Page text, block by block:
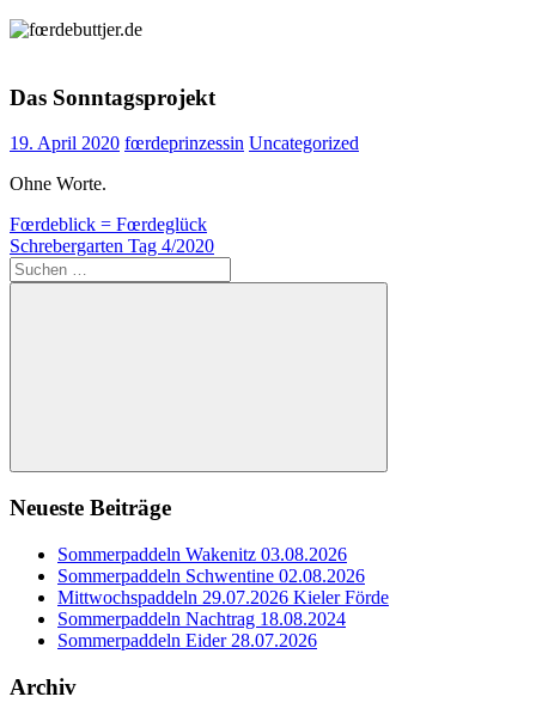
Das Sonntagsprojekt
19. April 2020 fœrdeprinzessin Uncategorized
Ohne Worte.
Beitragsnavigation
Vorheriger
Beitrag:
Fœrdeblick = Fœrdeglück
Nächster
Beitrag:
Schrebergarten Tag 4/2020
Suchen
nach:
Suchen
Neueste Beiträge
Sommerpaddeln Wakenitz 03.08.2026
Sommerpaddeln Schwentine 02.08.2026
Mittwochspaddeln 29.07.2026 Kieler Förde
Sommerpaddeln Nachtrag 18.08.2024
Sommerpaddeln Eider 28.07.2026
Archiv